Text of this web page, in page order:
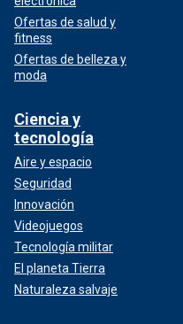
Ofertas de salud y
fitness
Ofertas de belleza y
moda
Ciencia y
tecnología
Aire y espacio
Seguridad
Innovación
Videojuegos
Tecnología militar
El planeta Tierra
Naturaleza salvaje